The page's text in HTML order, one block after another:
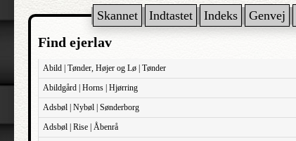
Skannet Indtastet Indeks Genvej
Find ejerlav
Abild | Tønder, Højer og Lø | Tønder
Abildgård | Horns | Hjørring
Adsbøl | Nybøl | Sønderborg
Adsbøl | Rise | Åbenrå